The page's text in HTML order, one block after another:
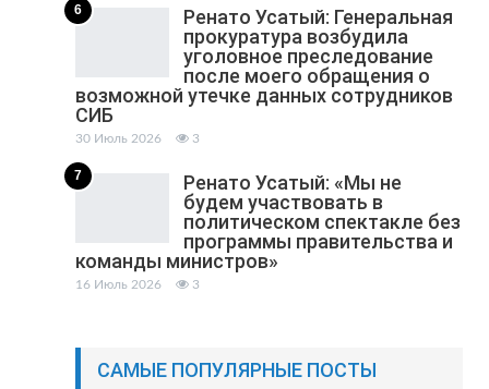
6
Ренато Усатый: Генеральная
прокуратура возбудила
уголовное преследование
после моего обращения о
возможной утечке данных сотрудников
СИБ
30 Июль 2026 3
7
Ренато Усатый: «Мы не
будем участвовать в
политическом спектакле без
программы правительства и
команды министров»
16 Июль 2026 3
САМЫЕ ПОПУЛЯРНЫЕ ПОСТЫ